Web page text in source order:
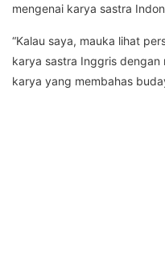
mengenai karya sastra
“Kalau saya, mauka lihat
karya sastra Inggris
karya yang membahas